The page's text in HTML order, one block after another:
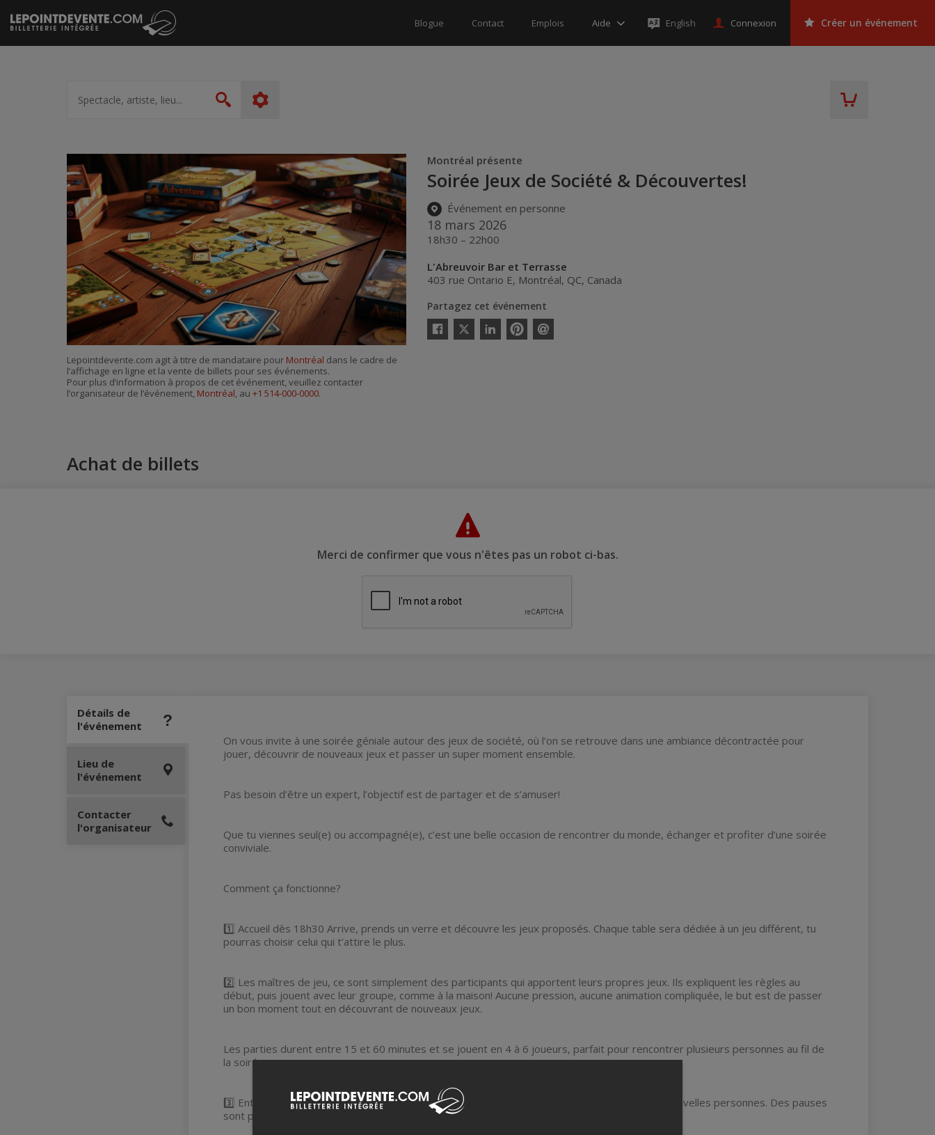
Passer
au
contenu
Blogue Contact Emplois Aide English Connexion Créer un événement
artiste,
lieu...
Rechercher
Montréal présente
Soirée Jeux de Société & Découvertes!
Événement en personne
18 mars 2026
18h30 – 22h00
L'Abreuvoir Bar et Terrasse
403 rue Ontario E, Montréal, QC, Canada
Partagez cet événement
Facebook
Twitter
LinkedinPinterestEnvoyer
Lepointdevente.com agit à titre de mandataire pour Montréal dans le cadre de
l’affichage en ligne et la vente de billets pour ses événements.
Pour plus d’information à propos de cet événement, veuillez contacter
l’organisateur de l’événement, Montréal, au +1 514-000-0000.
Achat de billets
Merci de confirmer que vous n'êtes pas un robot ci-bas.
Détails de
l'événement
On vous invite à une soirée géniale autour des jeux de société, où l’on se retrouve dans une ambiance décontractée pour
jouer, découvrir de nouveaux jeux et passer un super moment ensemble.
Pas besoin d’être un expert, l’objectif est de partager et de s’amuser!
Que tu viennes seul(e) ou accompagné(e), c’est une belle occasion de rencontrer du monde, échanger et profiter d’une soirée
conviviale.
Comment ça fonctionne?
1️⃣ Accueil dès 18h30 Arrive, prends un verre et découvre les jeux proposés. Chaque table sera dédiée à un jeu différent, tu
pourras choisir celui qui t’attire le plus.
2️⃣ Les maîtres de jeu, ce sont simplement des participants qui apportent leurs propres jeux. Ils expliquent les règles au
début, puis jouent avec leur groupe, comme à la maison! Aucune pression, aucune animation compliquée, le but est de passer
un bon moment tout en découvrant de nouveaux jeux.
Les parties durent entre 15 et 60 minutes et se jouent en 4 à 6 joueurs, parfait pour rencontrer plusieurs personnes au fil de
la soirée.
3️⃣ Entre chaque partie, tu pourras changer de table, tester un autre jeu et discuter avec de nouvelles personnes. Des pauses
sont prévues pour boire un verre et socialiser
Lieu de
l'événement
Contacter
l'organisateur